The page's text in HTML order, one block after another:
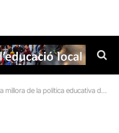
de la política educativa d’estiu